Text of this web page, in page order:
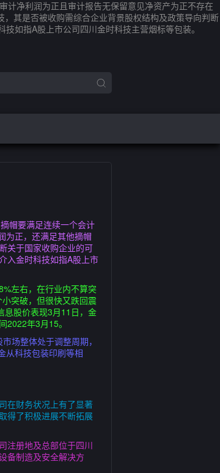
计净利润为正且审计报告无保留意见净资产为正不存在
其是否被收购需综合企业背景股权结构及政策导向判断
如指A股上市公司四川金时科技主营烟标等包装。
帽要满足连续一个会计
为正，还满足其他摘帽
关于国家收购企业的可
入金时科技如指A股上市
左右，在行业内不算突
突破，但很快又跌回震
息股价表现3月11日，金
年3月15。
场整体处于调整周期，
从科技包装印刷等相
在财务状况上有了显著
得了积极进展不断拓展
注册地及总部位于四川
备制造及安全解决方